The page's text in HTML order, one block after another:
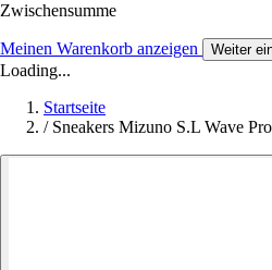
Zwischensumme
Meinen Warenkorb anzeigen Weiter
Loading...
Startseite
/ Sneakers Mizuno S.L Wave